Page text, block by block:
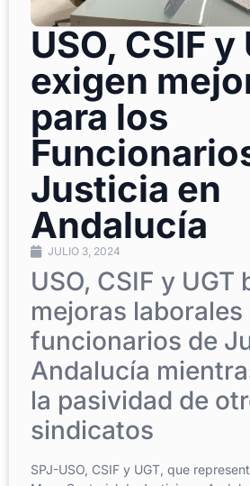
USO, CSIF y
exigen
para los
Justicia en
Andalucía
JULIO 3, 2024
USO, CSIF y UGT
mejoras laborales
funcionarios de
Andalucía
la pasividad de
sindicatos
SPJ-USO, CSIF y UGT, que